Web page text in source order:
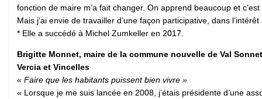
fonction de maire m’a fait changer. On apprend beaucoup et
Mais j’ai envie de travailler d’une façon participative, dans
* Elle a succédé à Michel Zumkeller en 2017.
Brigitte Monnet, maire de la commune nouvelle de Val
Vercia et Vincelles
« Faire que les habitants puissent bien vivre »
« Lorsque je me suis lancée en 2008, j’étais présidente d’une